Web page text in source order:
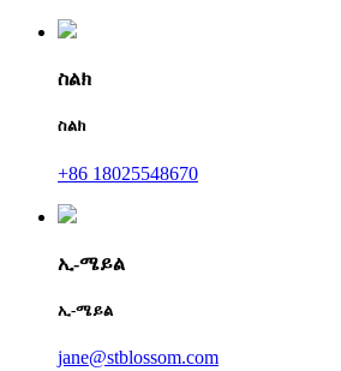
ስልክ
ስልክ
+86 18025548670
ኢ-ሜይል
ኢ-ሜይል
jane@stblossom.com